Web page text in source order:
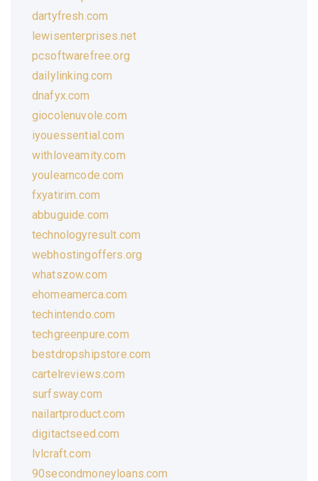
dartyfresh.com
lewisenterprises.net
pcsoftwarefree.org
dailylinking.com
dnafyx.com
giocolenuvole.com
iyouessential.com
withloveamity.com
youlearncode.com
fxyatirim.com
abbuguide.com
technologyresult.com
webhostingoffers.org
whatszow.com
ehomeamerca.com
techintendo.com
techgreenpure.com
bestdropshipstore.com
cartelreviews.com
surfsway.com
nailartproduct.com
digitactseed.com
lvlcraft.com
90secondmoneyloans.com